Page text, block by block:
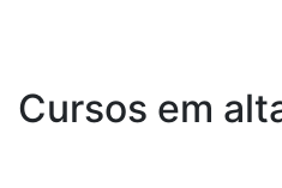
Cursos em